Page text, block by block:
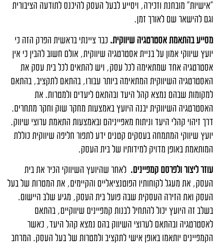
"אישיות" מובחנת וזכירה, ויסייע לבעל העסק להיכנס לתודעה הציבורית
וגם להישאר שם לאורך זמן.
מסייע בהתאמת אסטרטגיה שיווקית. כבר ציינתי בראשית הפרק הזה כי
יועץ שיווקי אמון על בניית אסטרטגיה שיווקית, אולם חשוב להבין כי אין
אסטרטגיה אחד שמתאימה לכל עסק, ויש להתאים לכל בית עסק את
האסטרטגיה השיווקית המתאימה ביותר עבורו, בהתאם לתקציב, בהתאם
למקומות שבהם נמצא קהל היעד ובהתאם ליעדים ולמטרות. את
האסטרטגיה השיווקית יבנה היועץ באמצעות מחקר שוק וחקר מתחרים.
דרך זיהוי קהלי היעד וניתוח מאפייניהם ובאמצעות התאמת ערוצי שיווק.
יועץ שיווקי המתמחה בעסקים קטנים ידע לתפור חליפה שיווקית כוללת
המותאמת באופן מדויק למידותיו של בית העסק.
עוזר ליצור ולפרסם קמפיינים. לאחר שהיועץ השיווקי הכיר את בית
העסק, את מעגל לקוחותיו הפוטנציאליים והקיימים, את המטרות של בעל
העסק ואת הזירה העסקית שבה פועל בית העסק, מגיע שלב היישום.
בשלב זה היועץ יכול להתחיל לבנות קמפיינים שיווקיים, בהתאם
לאסטרטגיה ובהתאם לערוצי השיווק בהם נמצא קהל היעד, כאשר
הקמפיינים יותאמו באופן אישי לתקציב ולמטרות של בעל העסק. המרחב